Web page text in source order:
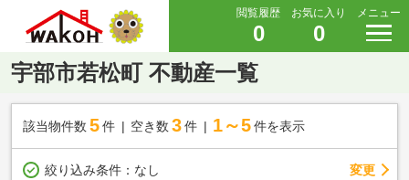
閲覧履歴
0
お気に入り
0
メニュー
宇部市若松町 不動産一覧
該当物件数 5件 空き数 3 件 1～5 件を表示
絞り込み条件： なし 変更